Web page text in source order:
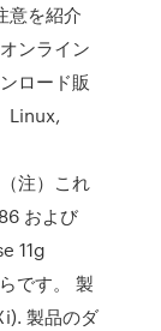
意を紹介
ンライン
ロード販
Linux,
注）これ
および
11g
です。 製
製品のダ